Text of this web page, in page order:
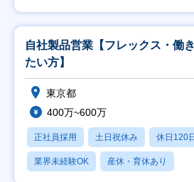
自社製品営業【フレックス・働
たい方】
東京都
400万~600万
正社員採用 土日祝休み 休日120
業界未経験OK 産休・育休あり